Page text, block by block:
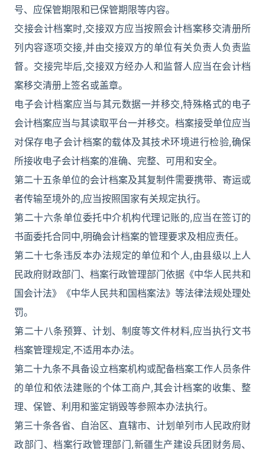
号、应保管期限和已保管期限等内容。
交接会计档案时,交接双方应当按照会计档案移交清册所
列内容逐项交接,并由交接双方的单位有关负责人负责监
督。交接完毕后,交接双方经办人和监督人应当在会计档
案移交清册上签名或盖章。
电子会计档案应当与其元数据一并移交,特殊格式的电子
会计档案应当与其读取平台一并移交。档案接受单位应当
对保存电子会计档案的载体及其技术环境进行检验,确保
所接收电子会计档案的准确、完整、可用和安全。
第二十五条单位的会计档案及其复制件需要携带、寄运或
者传输至境外的,应当按照国家有关规定执行。
第二十六条单位委托中介机构代理记账的,应当在签订的
书面委托合同中,明确会计档案的管理要求及相应责任。
第二十七条违反本办法规定的单位和个人,由县级以上人
民政府财政部门、档案行政管理部门依据《中华人民共和
国会计法》《中华人民共和国档案法》等法律法规处理处
罚。
第二十八条预算、计划、制度等文件材料,应当执行文书
档案管理规定,不适用本办法。
第二十九条不具备设立档案机构或配备档案工作人员条件
的单位和依法建账的个体工商户,其会计档案的收集、整
理、保管、利用和鉴定销毁等参照本办法执行。
第三十条各省、自治区、直辖市、计划单列市人民政府财
政部门、档案行政管理部门,新疆生产建设兵团财务局、